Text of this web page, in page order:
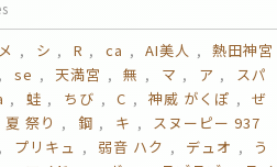
シ R ca AI美人
熱田神宮
se 天満宮 無 マ ア
スパ
蛙 ちび C 神威 がくぽ
ぜ
夏 祭り 鋼 キ
スヌーピー 937
プリキュ 弱音 ハク デュオ
う